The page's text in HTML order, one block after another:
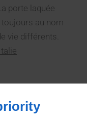
porte laquée
au nom
vie différents.